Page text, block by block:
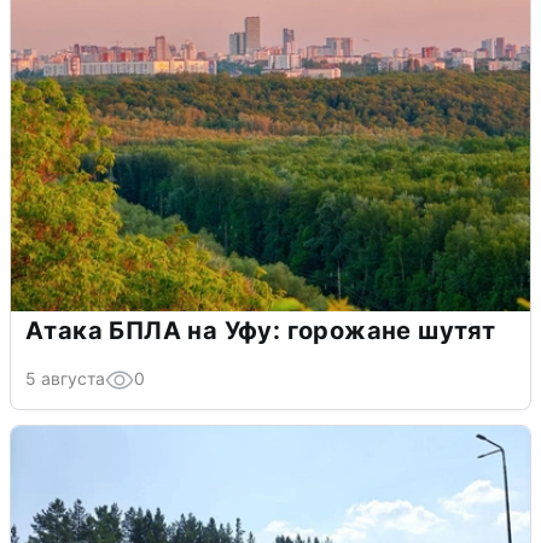
Атака БПЛА на Уфу: горожане шутят
5 августа 0